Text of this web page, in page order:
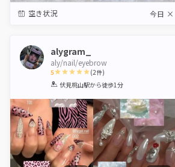
空き状況 今日 ×
alygram_
aly/nail/eyebrow
5
1 2 3 4 5
(2件)
伏見桃山駅から徒歩1分